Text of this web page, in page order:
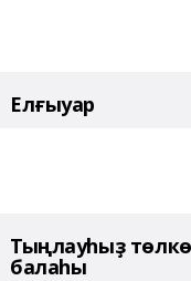
Елғыуар
Тыңлауһыҙ төлкө
балаһы